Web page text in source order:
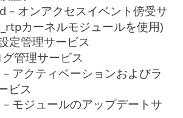
– オンアクセスイベント傍受サ
カーネルモジュールを使用)
定管理サービス
管理サービス
アクティベーションおよびラ
ビス
モジュールのアップデートサ